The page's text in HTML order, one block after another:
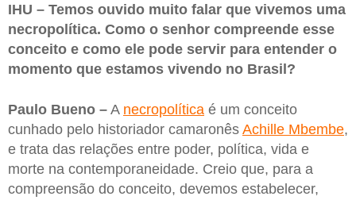
IHU – Temos ouvido muito falar que vivemos uma
necropolítica. Como o senhor compreende esse
conceito e como ele pode servir para entender o
momento que estamos vivendo no Brasil?
Paulo Bueno – A necropolítica é um conceito
cunhado pelo historiador camaronês Achille Mbembe,
e trata das relações entre poder, política, vida e
morte na contemporaneidade. Creio que, para a
compreensão do conceito, devemos estabelecer,